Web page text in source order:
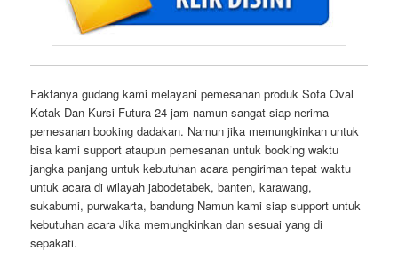
Faktanya gudang kami melayani pemesanan produk Sofa Oval
Kotak Dan Kursi Futura 24 jam namun sangat siap nerima
pemesanan booking dadakan. Namun jika memungkinkan untuk
bisa kami support ataupun pemesanan untuk booking waktu
jangka panjang untuk kebutuhan acara pengiriman tepat waktu
untuk acara di wilayah jabodetabek, banten, karawang,
sukabumi, purwakarta, bandung Namun kami siap support untuk
kebutuhan acara Jika memungkinkan dan sesuai yang di
sepakati.